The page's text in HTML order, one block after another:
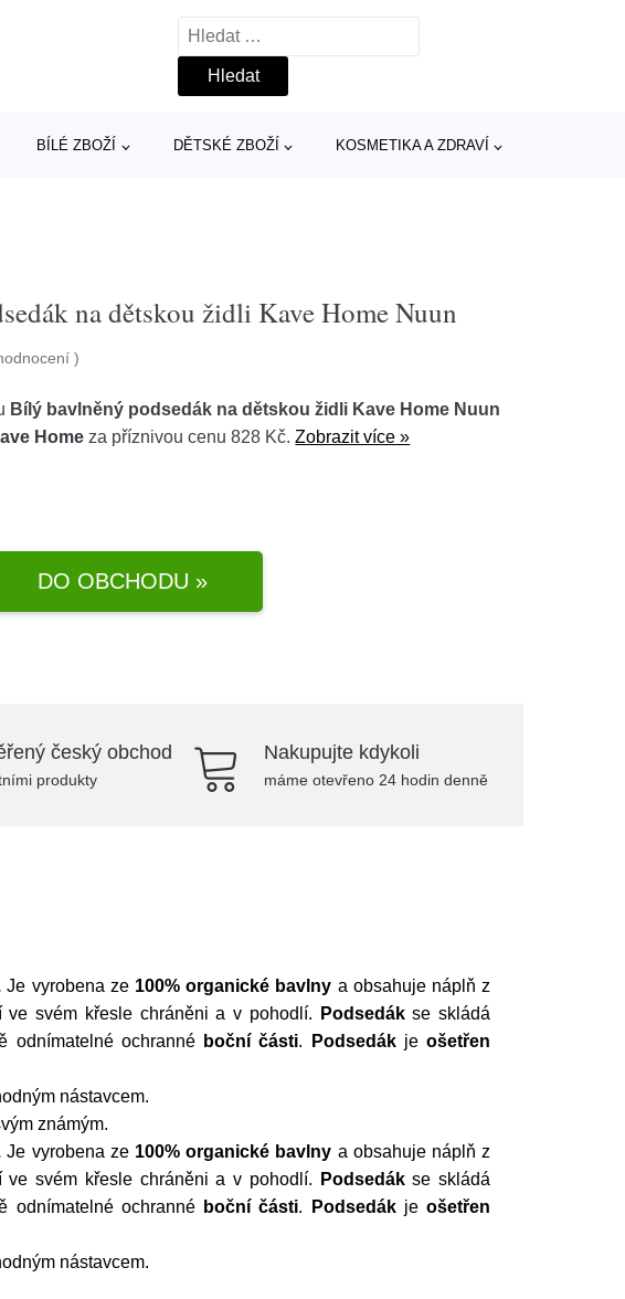
Vyhledávání
BÍLÉ ZBOŽÍ DĚTSKÉ ZBOŽÍ KOSMETIKA A ZDRAVÍ
na dětskou židli Kave Home Nuun
)
Bílý bavlněný podsedák na dětskou židli Kave Home Nuun
Home za příznivou cenu 828 Kč.Zobrazit více »
DO OBCHODU »
český obchod
produkty
Nakupujte kdykoli
máme otevřeno 24 hodin denně
Je vyrobena ze 100% organické bavlny a obsahuje náplň z
svém křesle chráněni a v pohodlí. Podsedákse skládá
odnímatelné ochranné boční části. Podsedákjeošetřen
nástavcem.
známým.
Je vyrobena ze 100% organické bavlny a obsahuje náplň z
svém křesle chráněni a v pohodlí. Podsedákse skládá
odnímatelné ochranné boční části. Podsedákjeošetřen
nástavcem.